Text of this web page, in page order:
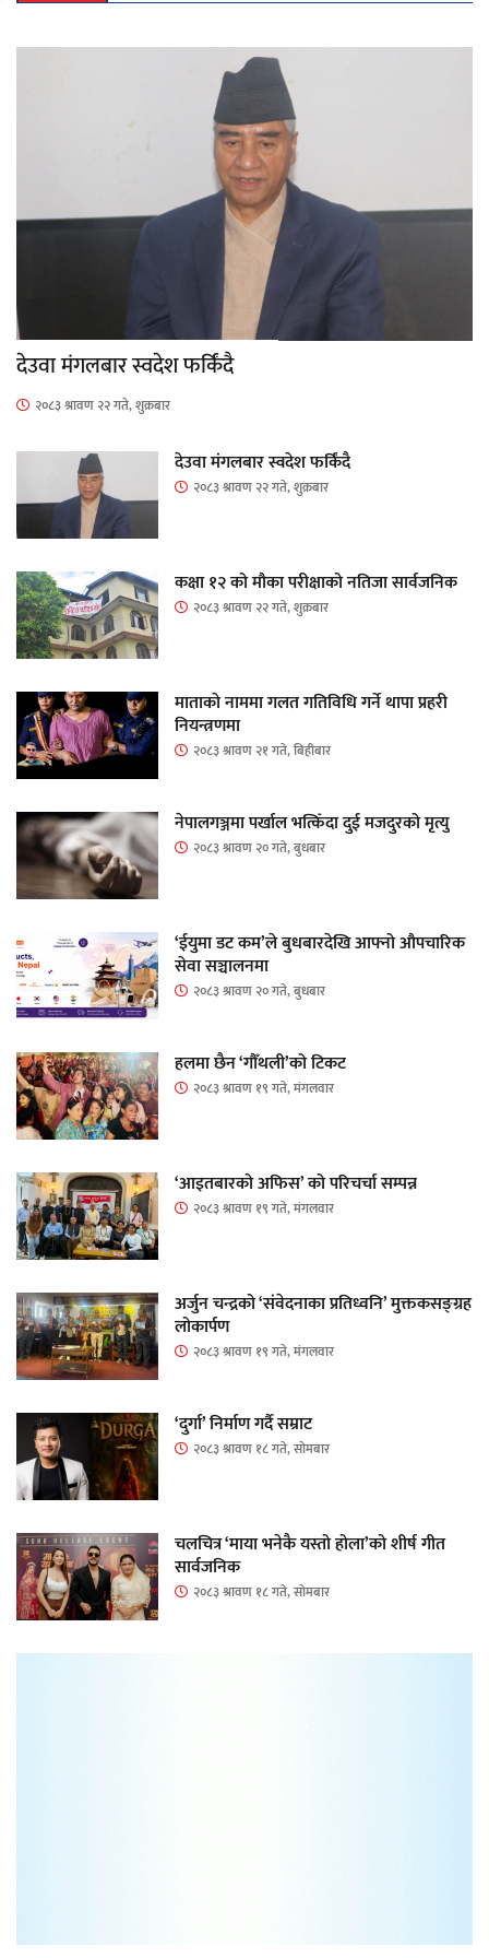
देउवा मंगलबार स्वदेश फर्किंदै
२०८३ श्रावण २२ गते, शुक्रबार
देउवा मंगलबार स्वदेश फर्किंदै
२०८३ श्रावण २२ गते, शुक्रबार
कक्षा १२ को मौका परीक्षाको नतिजा सार्वजनिक
२०८३ श्रावण २२ गते, शुक्रबार
माताकाे नाममा गलत गतिविधि गर्ने थापा प्रहरी
नियन्त्रणमा
२०८३ श्रावण २१ गते, बिहीबार
नेपालगञ्जमा पर्खाल भत्किँदा दुई मजदुरको मृत्यु
२०८३ श्रावण २० गते, बुधबार
‘ईयुमा डट कम’ले बुधबारदेखि आफ्नो औपचारिक
सेवा सञ्चालनमा
२०८३ श्रावण २० गते, बुधबार
हलमा छैन ‘गौँथली’को टिकट
२०८३ श्रावण १९ गते, मंगलवार
‘आइतबारको अफिस’ को परिचर्चा सम्पन्न
२०८३ श्रावण १९ गते, मंगलवार
अर्जुन चन्द्रको ‘संवेदनाका प्रतिध्वनि’ मुक्तकसङ्ग्रह
लोकार्पण
२०८३ श्रावण १९ गते, मंगलवार
‘दुर्गा’ निर्माण गर्दै सम्राट
२०८३ श्रावण १८ गते, सोमबार
चलचित्र ‘माया भनेकै यस्तो होला’को शीर्ष गीत
सार्वजनिक
२०८३ श्रावण १८ गते, सोमबार